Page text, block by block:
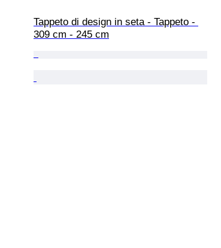
Tappeto di design in seta - Tappeto -
309 cm - 245 cm